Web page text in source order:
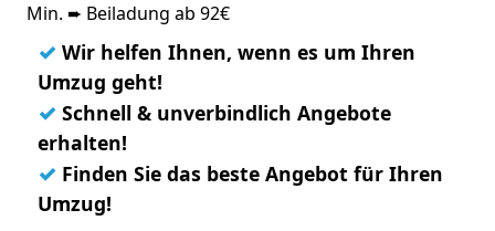
Min. ➨ Beiladung ab 92€
✓ Wir helfen Ihnen, wenn es um Ihren
Umzug geht!
✓ Schnell & unverbindlich Angebote
erhalten!
✓ Finden Sie das beste Angebot für Ihren
Umzug!